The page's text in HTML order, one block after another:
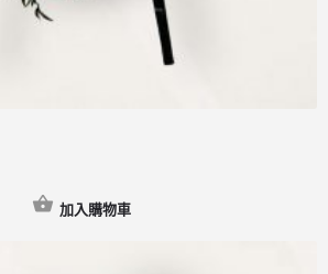
加入購物車